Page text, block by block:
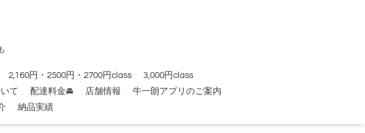
2,160円・2500円・2700円class
3,000円class
て 配達料金🚘 店舗情報
牛一朗アプリのご案内
納品実績